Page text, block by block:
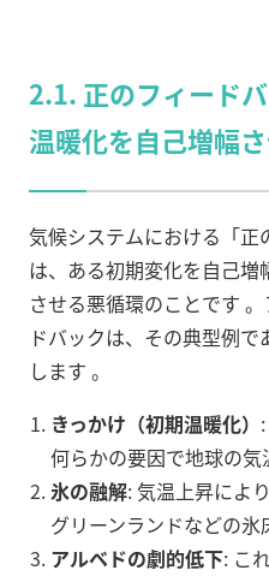
2.1. 正のフィード
温暖化を自己増幅
気候システムにおける「正
は、ある初期変化を自己
させる悪循環のことです
ドバックは、その典型例
します 。
きっかけ（初期温暖化）
何らかの要因で地球の気
氷の融解: 気温上昇によ
グリーンランドなどの氷
アルベドの劇的低下: こ